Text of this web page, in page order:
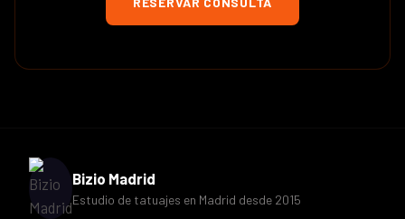
Bizio Madrid
Estudio de tatuajes en Madrid desde 2015